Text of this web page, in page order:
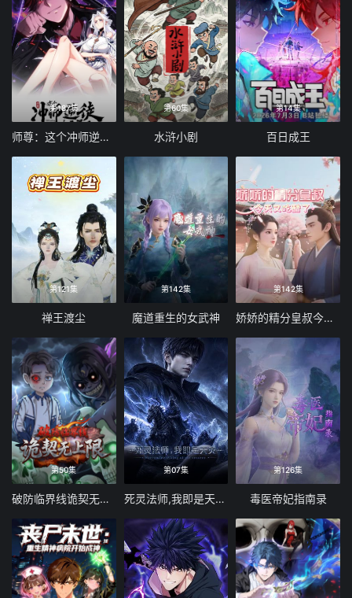
第187集
师尊：这个冲师逆徒才不是圣子 动态漫画
第60集
水浒小剧
第14集
百日成王
第121集
禅王渡尘
第142集
魔道重生的女武神
第142集
娇娇的精分皇叔今天又吃醋了
第50集
破防临界线诡契无上限
第07集
死灵法师,我即是天灾(2026)
第126集
毒医帝妃指南录